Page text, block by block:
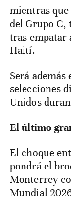
mientras
del Grupo C,
tras empatar
Haití.
Será
selecciones
Unidos
El último
El choque
pondrá el
Monterrey
Mundial